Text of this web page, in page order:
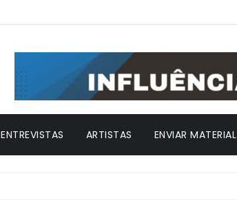
ENTREVISTAS ARTISTAS ENVIAR MATERIAL